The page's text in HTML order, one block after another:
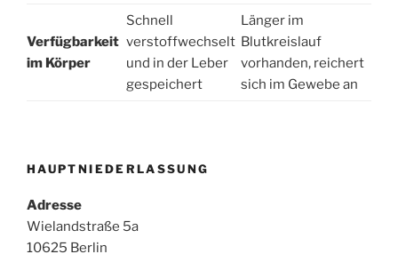
Verfügbarkeit
im Körper
Schnell
verstoffwechselt
und in der Leber
gespeichert
Länger im
Blutkreislauf
vorhanden, reichert
sich im Gewebe an
HAUPTNIEDERLASSUNG
Adresse
Wielandstraße 5a
10625 Berlin